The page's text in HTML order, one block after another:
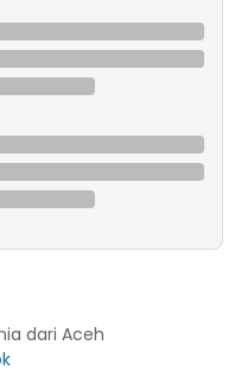
dari Aceh